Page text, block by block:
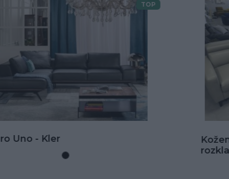
TOP
Kožená rohová sedačka Goya s
rozkladom na spanie